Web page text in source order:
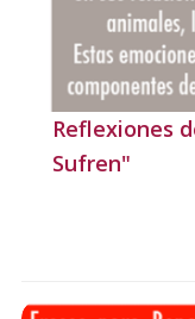
Reflexiones
Sufren"